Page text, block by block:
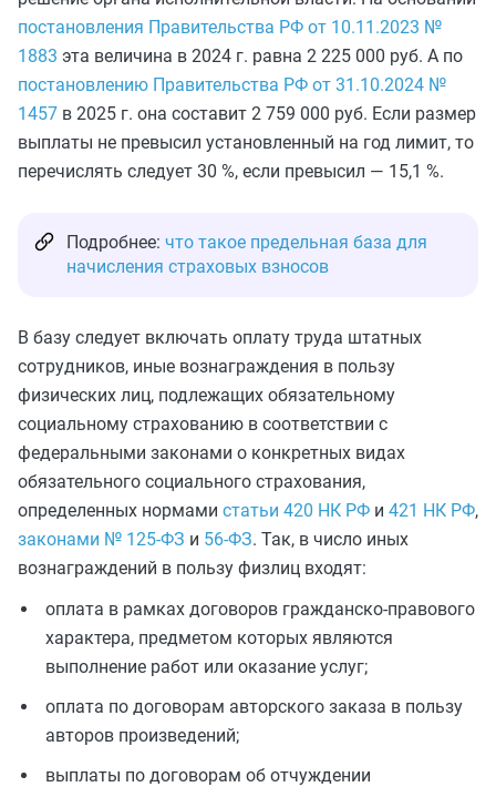
постановления Правительства РФ от 10.11.2023 №
1883 эта величина в 2024 г. равна 2 225 000 руб. А по
постановлению Правительства РФ от 31.10.2024 №
1457 в 2025 г. она составит 2 759 000 руб. Если размер
выплаты не превысил установленный на год лимит, то
перечислять следует 30 %, если превысил — 15,1 %.
Подробнее: что такое предельная база для
начисления страховых взносов
В базу следует включать оплату труда штатных
сотрудников, иные вознаграждения в пользу
физических лиц, подлежащих обязательному
социальному страхованию в соответствии с
федеральными законами о конкретных видах
обязательного социального страхования,
определенных нормами статьи 420 НК РФ и 421 НК РФ,
законами № 125-ФЗ и 56-ФЗ. Так, в число иных
вознаграждений в пользу физлиц входят:
оплата в рамках договоров гражданско-правового
характера, предметом которых являются
выполнение работ или оказание услуг;
оплата по договорам авторского заказа в пользу
авторов произведений;
выплаты по договорам об отчуждении